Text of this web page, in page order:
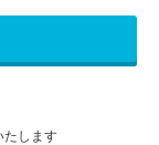
たします